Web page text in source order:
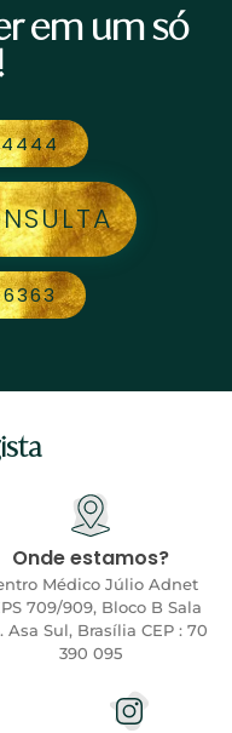
em um só
Onde estamos?
Médico Júlio Adnet
709/909, Bloco B Sala
Asa Sul, Brasília CEP : 70
390 095